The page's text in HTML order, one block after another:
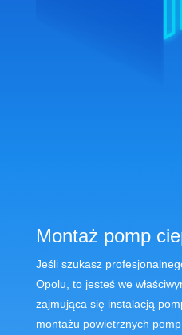
Montaż pomp
Jeśliszukaszprofesjonalne
Opolu tojesteśwewłaściw
zajmująca sięinstalacją
montażu powietrznych